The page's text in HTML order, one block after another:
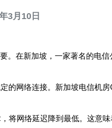
3月10日
。在新加坡，一家著名的
网络连接。新加坡电信机
网络延迟降到最低。这意